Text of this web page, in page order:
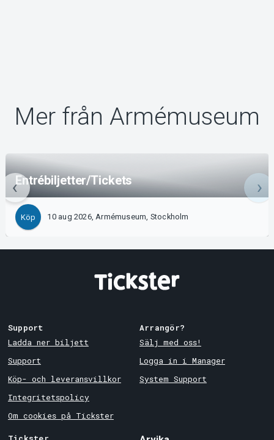
Mer från Armémuseum
Entrébiljetter/Tickets
Köp 10 aug 2026, Armémuseum, Stockholm
Support
Ladda ner biljett
Support
Köp- och leveransvillkor
Integritetspolicy
Om cookies på Tickster
Arrangör?
Sälj med oss!
Logga in i Manager
System Support
Tickster